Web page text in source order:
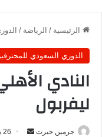
الرئيسية / الرياضة /
الدوري السعودي
النادي
ليفربول
جرمين خيرت 26 يوليو، 2025